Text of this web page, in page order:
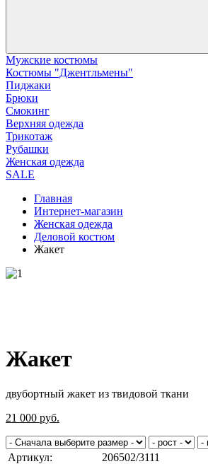
Мужские костюмы
Костюмы "Джентльмены"
Пиджаки
Брюки
Смокинг
Верхняя одежда
Трикотаж
Рубашки
Женская одежда
SALE
Главная
Интернет-магазин
Женская одежда
Деловой костюм
Жакет
Жакет
двубортный жакет из твидовой ткани
21 000 руб.
Артикул: 206502/3111